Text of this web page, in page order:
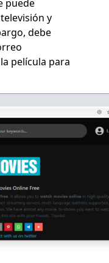
puede
y
debe
película para